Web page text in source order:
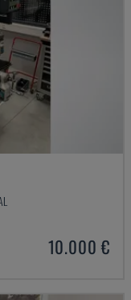
10.000 €